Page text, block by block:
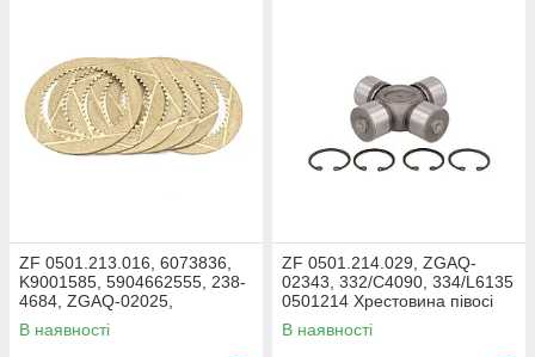
ZF 0501.213.016, 6073836,
K9001585, 5904662555, 238-
4684, ZGAQ-02025,
10219211, 84401574 Диск
фрикційний КПП
В наявності
ZF 0501.214.029, ZGAQ-
02343, 332/C4090, 334/L6135
0501214 Хрестовина півосі
35х96.5
В наявності